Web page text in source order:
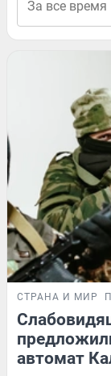
СТРАНА И МИР
автомат